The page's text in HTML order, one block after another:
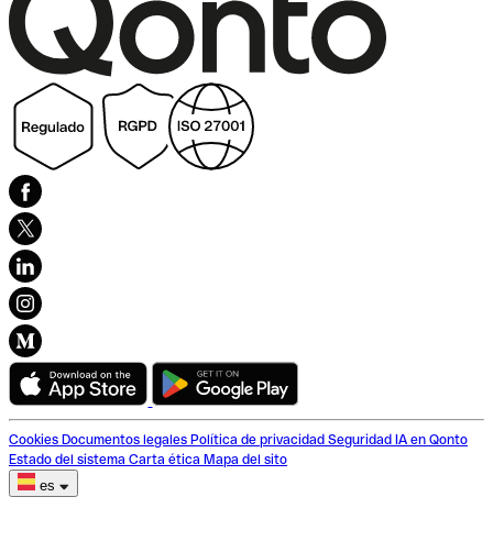
Cookies Documentos legales Política de privacidad Seguridad IA en Qonto
Estado del sistema Carta ética Mapa del sito
es